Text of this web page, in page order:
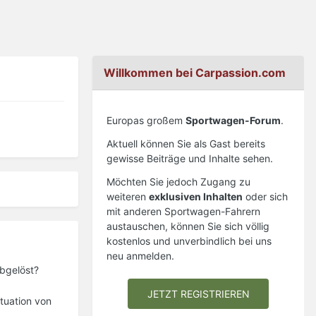
von
Willkommen bei Carpassion.com
Europas großem Sportwagen-Forum.
Aktuell können Sie als Gast bereits
gewisse Beiträge und Inhalte sehen.
Möchten Sie jedoch Zugang zu
weiteren exklusiven Inhalten oder sich
mit anderen Sportwagen-Fahrern
austauschen, können Sie sich völlig
kostenlos und unverbindlich bei uns
neu anmelden.
JETZT REGISTRIEREN